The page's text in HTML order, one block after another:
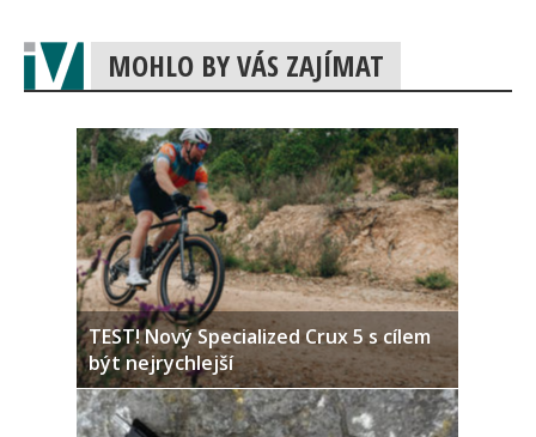
MOHLO BY VÁS ZAJÍMAT
TEST! Nový Specialized Crux 5 s cílem
být nejrychlejší